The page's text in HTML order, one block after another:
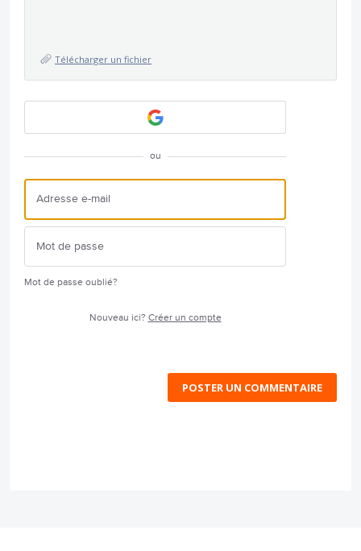
Télécharger un fichier
ou
Mot de passe oublié?
Nouveau ici? Créer un compte
POSTER UN COMMENTAIRE